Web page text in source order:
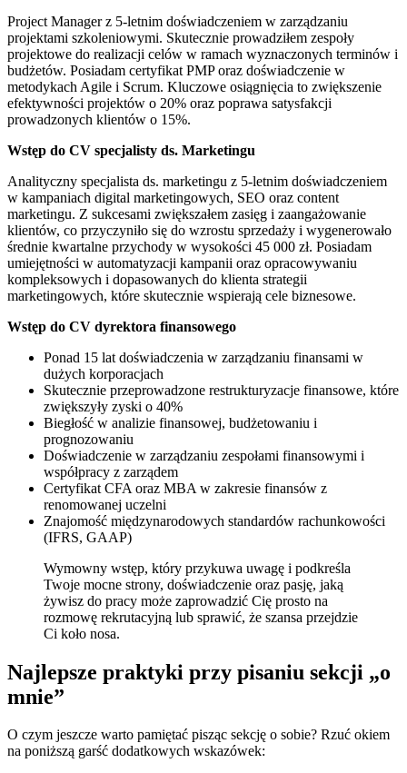
Project Manager z 5-letnim doświadczeniem w zarządzaniu
projektami szkoleniowymi. Skutecznie prowadziłem zespoły
projektowe do realizacji celów w ramach wyznaczonych terminów i
budżetów. Posiadam certyfikat PMP oraz doświadczenie w
metodykach Agile i Scrum. Kluczowe osiągnięcia to zwiększenie
efektywności projektów o 20% oraz poprawa satysfakcji
prowadzonych klientów o 15%.
Wstęp do CV specjalisty ds. Marketingu
Analityczny specjalista ds. marketingu z 5-letnim doświadczeniem
w kampaniach digital marketingowych, SEO oraz content
marketingu. Z sukcesami zwiększałem zasięg i zaangażowanie
klientów, co przyczyniło się do wzrostu sprzedaży i wygenerowało
średnie kwartalne przychody w wysokości 45 000 zł. Posiadam
umiejętności w automatyzacji kampanii oraz opracowywaniu
kompleksowych i dopasowanych do klienta strategii
marketingowych, które skutecznie wspierają cele biznesowe.
Wstęp do CV dyrektora finansowego
Ponad 15 lat doświadczenia w zarządzaniu finansami w
dużych korporacjach
Skutecznie przeprowadzone restrukturyzacje finansowe, które
zwiększyły zyski o 40%
Biegłość w analizie finansowej, budżetowaniu i
prognozowaniu
Doświadczenie w zarządzaniu zespołami finansowymi i
współpracy z zarządem
Certyfikat CFA oraz MBA w zakresie finansów z
renomowanej uczelni
Znajomość międzynarodowych standardów rachunkowości
(IFRS, GAAP)
Wymowny wstęp, który przykuwa uwagę i podkreśla
Twoje mocne strony, doświadczenie oraz pasję, jaką
żywisz do pracy może zaprowadzić Cię prosto na
rozmowę rekrutacyjną lub sprawić, że szansa przejdzie
Ci koło nosa.
Najlepsze praktyki przy pisaniu sekcji „o
mnie”
O czym jeszcze warto pamiętać pisząc sekcję o sobie? Rzuć okiem
na poniższą garść dodatkowych wskazówek: